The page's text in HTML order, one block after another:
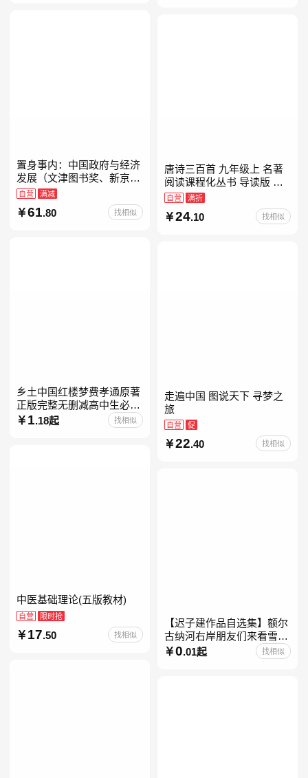
置身事内：中国政府与经济
发展（文津图书奖、新京报
年度通识写作获奖作品，罗
永浩、罗振宇、何帆、刘格
菘、张军、周黎安、王烁联
自营 满减
61 .80 找相似
唐诗三百首 九年级上 名著
阅读课程化丛书 导读版 人
民教育出版社
自营 满折
24.10 找相似
乡土中国红楼梦费孝通原著
正版完整无删减高中生必阅
读整本书阅读与检测研习高
一上册课外书籍白话文非人
1 .18起 找相似
走遍中国 图说天下 寻梦之
旅
自营 促
22.40 找相似
中医基础理论(五版教材)
自营 限时抢
17.50 找相似
【迟子建作品自选集】额尔
古纳河右岸朋友们来看雪吧
迟子建茅盾文学奖获奖作品
东北故事集群山之巅也是冬
0.01起 找相似